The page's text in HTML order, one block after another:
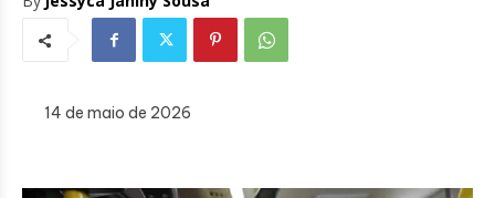
14 de maio de 2026